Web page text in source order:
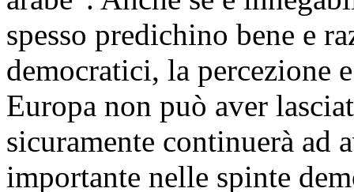
spesso predichino bene e
democratici, la percezione
Europa non può aver
sicuramente continuerà ad
importante nelle spinte